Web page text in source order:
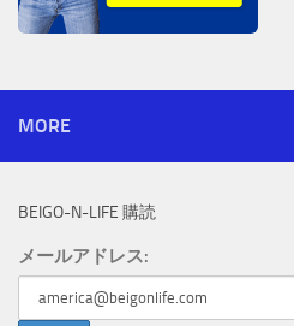
MORE
BEIGO-N-LIFE 購読
メールアドレス: